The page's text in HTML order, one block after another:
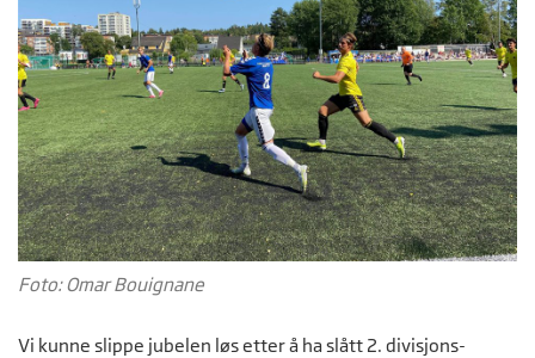
Foto: Omar Bouignane
Vi kunne slippe jubelen løs etter å ha slått 2. divisjons-